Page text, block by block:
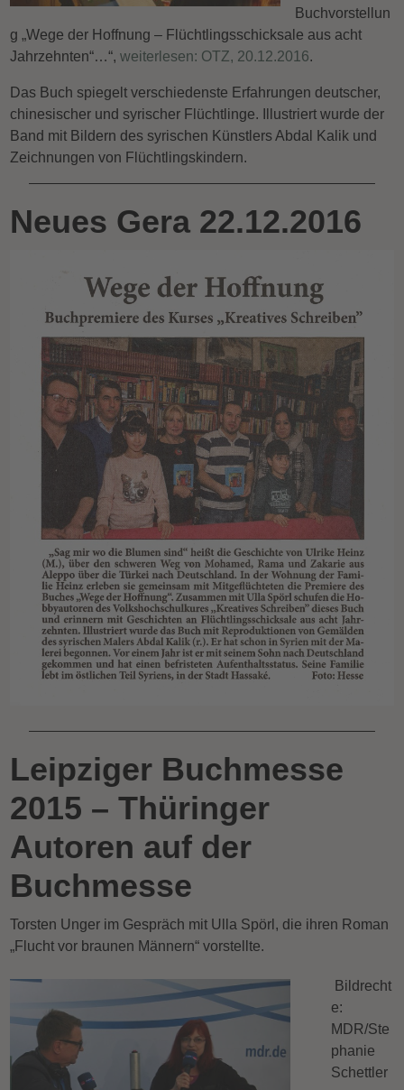
Buchvorstellun
g „Wege der Hoffnung – Flüchtlingsschicksale aus acht
Jahrzehnten“…“,weiterlesen: OTZ, 20.12.2016.
Das Buch spiegelt verschiedenste Erfahrungen deutscher,
chinesischer und syrischer Flüchtlinge. Illustriert wurde der
Band mit Bildern des syrischen Künstlers Abdal Kalik und
Zeichnungen von Flüchtlingskindern.
Neues Gera 22.12.2016
Leipziger Buchmesse
2015 – Thüringer
Autoren auf der
Buchmesse
Torsten Unger im Gespräch mit Ulla Spörl, die ihren Roman
„Flucht vor braunen Männern“ vorstellte.
Bildrecht
e:
MDR/Ste
phanie
Schettler